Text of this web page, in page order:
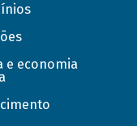
e economia